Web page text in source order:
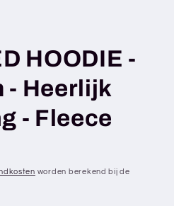
HOODIE -
- Heerlijk
- Fleece
worden berekend bij de